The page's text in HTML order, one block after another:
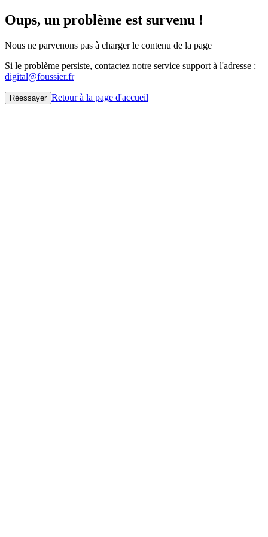
Oups, un problème est survenu !
Nous ne parvenons pas à charger le contenu de la page
Si le problème persiste, contactez notre service support à l'adresse :
digital@foussier.fr
Réessayer Retour à la page d'accueil